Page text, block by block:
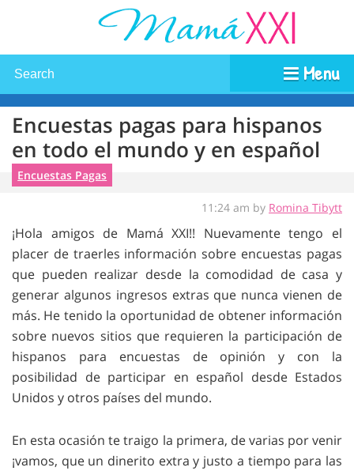
Menu
Encuestas pagas para hispanos
en todo el mundo y en español
Encuestas Pagas
11:24 am by Romina Tibytt
¡Hola amigos de Mamá XXI!! Nuevamente tengo el
placer de traerles información sobre encuestas pagas
que pueden realizar desde la comodidad de casa y
generar algunos ingresos extras que nunca vienen de
más. He tenido la oportunidad de obtener información
sobre nuevos sitios que requieren la participación de
hispanos para encuestas de opinión y con la
posibilidad de participar en español desde Estados
Unidos y otros países del mundo.
En esta ocasión te traigo la primera, de varias por venir
¡vamos, que un dinerito extra y justo a tiempo para las